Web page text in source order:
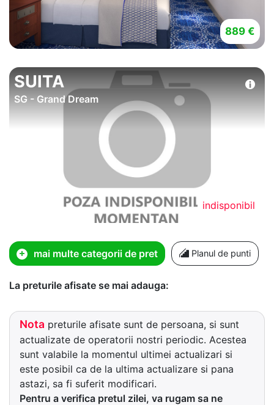
889 €
SUITA
SG - Grand Dream
indisponibil
mai multe categorii de pret Planul de punti
La preturile afisate se mai adauga:
Nota preturile afisate sunt de persoana, si sunt
actualizate de operatorii nostri periodic. Acestea
sunt valabile la momentul ultimei actualizari si
este posibil ca de la ultima actualizare si pana
astazi, sa fi suferit modificari.
Pentru a verifica pretul zilei, va rugam sa ne